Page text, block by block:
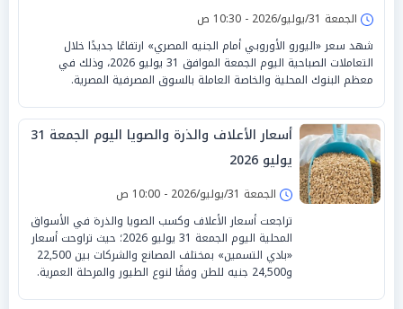
الجمعة 31/يوليو/2026 - 10:30 ص
شهد سعر «اليورو الأوروبي أمام الجنيه المصري» ارتفاعًا جديدًا خلال
التعاملات الصباحية اليوم الجمعة الموافق 31 يوليو 2026، وذلك في
معظم البنوك المحلية والخاصة العاملة بالسوق المصرفية المصرية.
أسعار الأعلاف والذرة والصويا اليوم الجمعة 31
يوليو 2026
الجمعة 31/يوليو/2026 - 10:00 ص
تراجعت أسعار الأعلاف وكسب الصويا والذرة في الأسواق
المحلية اليوم الجمعة 31 يوليو 2026؛ حيث تراوحت أسعار
«بادي التسمين» بمختلف المصانع والشركات بين 22,500
و24,500 جنيه للطن وفقًا لنوع الطيور والمرحلة العمرية.